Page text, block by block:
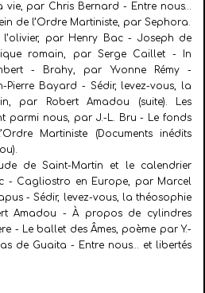
vie, par Chris Bernard - Entre nous…
de l’Ordre Martiniste, par Sephora.
l’olivier, par Henry Bac - Joseph de
romain, par Serge Caillet - In
- Brahy, par Yvonne Rémy -
Bayard - Sédir, levez-vous, la
par Robert Amadou (suite). Les
parmi nous, par J.-L. Bru - Le fonds
Martiniste (Documents inédits
de Saint-Martin et le calendrier
- Cagliostro en Europe, par Marcel
- Sédir, levez-vous, la théosophie
Amadou - À propos de cylindres
- Le ballet des Âmes, poème par Y.-
de Guaita - Entre nous… et libertés